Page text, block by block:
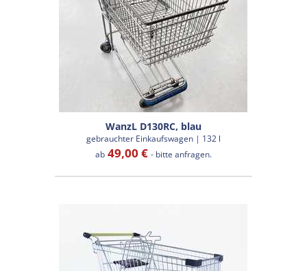
WanzL D130RC, blau
gebrauchter Einkaufswagen | 132 l
ab49,00 € - bitte anfragen.